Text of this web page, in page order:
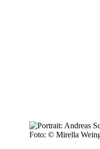
Foto: © Mirella